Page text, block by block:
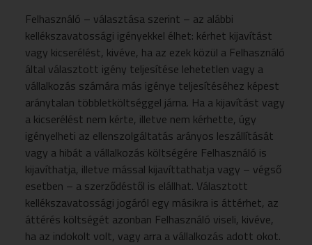
Felhasználó – választása szerint – az alábbi
kellékszavatossági igényekkel élhet: kérhet kijavítást
vagy kicserélést, kivéve, ha az ezek közül a Felhasználó
által választott igény teljesítése lehetetlen vagy a
vállalkozás számára más igénye teljesítéséhez képest
aránytalan többletköltséggel járna. Ha a kijavítást vagy
a kicserélést nem kérte, illetve nem kérhette, úgy
igényelheti az ellenszolgáltatás arányos leszállítását
vagy a hibát a vállalkozás költségére Felhasználó is
kijavíthatja, illetve mással kijavíttathatja vagy – végső
esetben – a szerződéstől is elállhat. Választott
kellékszavatossági jogáról egy másikra is áttérhet, az
áttérés költségét azonban Felhasználó viseli, kivéve,
ha az indokolt volt, vagy arra a vállalkozás adott okot.